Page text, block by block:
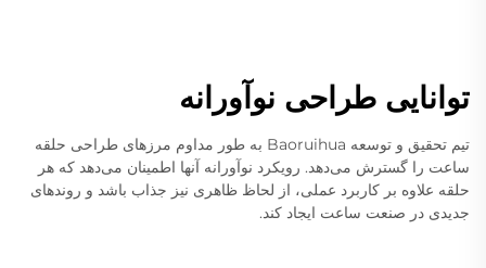
توانایی طراحی نوآورانه
تیم تحقیق و توسعه Baoruihua به طور مداوم مرزهای طراحی حلقه
ساعت را گسترش می‌دهد. رویکرد نوآورانه آنها اطمینان می‌دهد که هر
حلقه علاوه بر کاربرد عملی، از لحاظ ظاهری نیز جذاب باشد و روندهای
جدیدی در صنعت ساعت ایجاد کند.